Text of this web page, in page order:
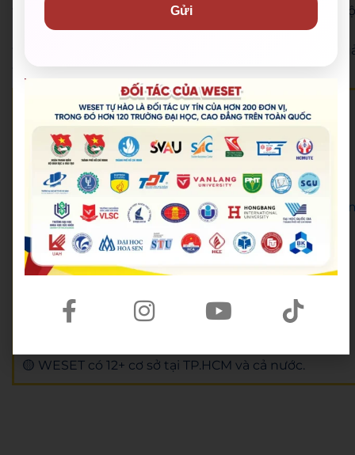
tiến trong sự nghiệp và góp phần xây dựng một xã
ngày càng phồn thịnh và phát triển. Chúng tôi tin
tưởng rằng việc hợp tác này sẽ mang lại nhiều kết
tích cực và đáng tự hào trong tương lai.
WESET English Center là đối tác của
Đoàn Thanh niên Bộ Giáo dục và Đào tạo
Thành Đoàn – Hội Sinh viên Việt Nam TP.HCM,
Trung tâm Hỗ trợ Học sinh, sinh viên TP.HCM
120 trườngĐại học – Cao đẳng trên toàn quốc và
UniMedia – đơn vị tổ chức Hoa hậu Hoàn vũ Việt
🟡 Hotline:028 38 38 38 77
🟡 Email:support@weset.edu.vn
🟡 Lịch khai giảng mới nhất:
Lịch khai giảng
🟡 Đặt lịch tư vấn miễn phí:
🟡 WESET có 12+ cơ sở tại TP.HCM và cả nước.
Gửi